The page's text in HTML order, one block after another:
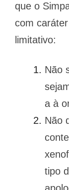
que o
com
limitativo:
Não
a à
Não
tipo